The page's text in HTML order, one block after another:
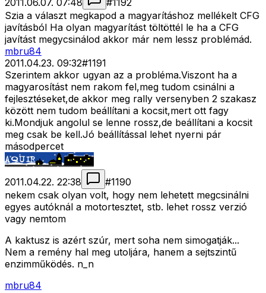
2011.06.07. 07:48
#1192
Szia a választ megkapod a magyarításhoz mellékelt CFG
javításból Ha olyan magyarítást töltöttél le ha a CFG
javítást megycsinálod akkor már nem lessz problémád.
mbru84
2011.04.23. 09:32#1191
Szerintem akkor ugyan az a probléma.Viszont ha a
magyarosítást nem rakom fel,meg tudom csinálni a
fejlesztéseket,de akkor meg rally versenyben 2 szakasz
között nem tudom beállítani a kocsit,mert ott fagy
ki.Mondjuk angolul se lenne rossz,de beállítani a kocsit
meg csak be kell.Jó beállítással lehet nyerni pár
másodpercet
2011.04.22. 22:38 #1190
nekem csak olyan volt, hogy nem lehetett megcsinálni
egyes autóknál a motortesztet, stb. lehet rossz verzió
vagy nemtom
A kaktusz is azért szúr, mert soha nem simogatják...
Nem a remény hal meg utoljára, hanem a sejtszintű
enzimműködés. n_n
mbru84